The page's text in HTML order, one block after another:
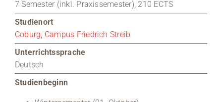
7 Semester (inkl. Praxissemester), 210 ECTS
Studienort
Coburg, Campus Friedrich Streib
Unterrichtssprache
Deutsch
Studienbeginn